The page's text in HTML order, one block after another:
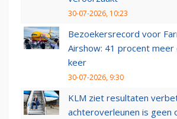
30-07-2026, 10:23
Bezoekersrecord voor
Airshow: 41 procent meer
keer
30-07-2026, 9:30
KLM ziet resultaten
achteroverleunen is geen